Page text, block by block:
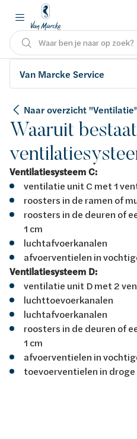
Waar ben je naar op zoek?
Van Marcke Service
Naar overzicht "Ventilatie"
Waaruit
Ventilatiesysteem C:
ventilatie unit C met 1
roosters in de ramen of
roosters in de deuren of
1 cm
luchtafvoerkanalen
afvoerventielen in
Ventilatiesysteem D:
ventilatie unit D met 2
luchttoevoerkanalen
luchtafvoerkanalen
roosters in de deuren of
1 cm
afvoerventielen in
toevoerventielen in